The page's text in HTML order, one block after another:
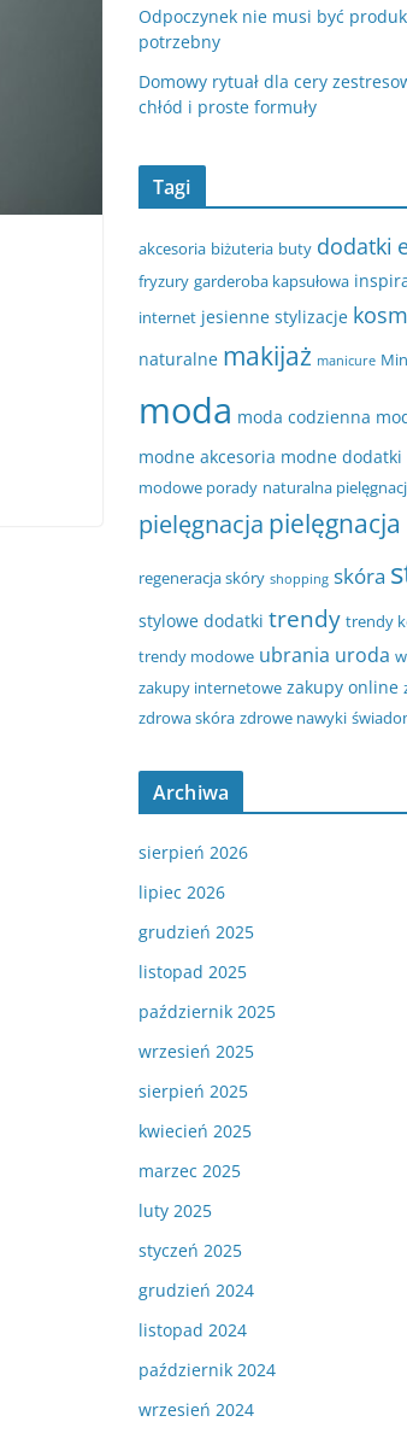
Odpoczynek nie musi być
potrzebny
Domowy rytuał dla cery
chłód i proste formuły
Tagi
akcesoria biżuteria buty dodatki
fryzury garderoba kapsułowa
internet jesienne stylizacje
naturalne makijaż manicure
moda moda codzienna
modne akcesoria modne dodatki
modowe porady naturalna
pielęgnacja
regeneracja skóry shopping skóra
stylowe dodatki trendy trendy
trendy modowe ubrania uroda
zakupy internetowe zakupy online
zdrowa skóra zdrowe nawyki
Archiwa
sierpień 2026
lipiec 2026
grudzień 2025
listopad 2025
październik 2025
wrzesień 2025
sierpień 2025
kwiecień 2025
marzec 2025
luty 2025
styczeń 2025
grudzień 2024
listopad 2024
październik 2024
wrzesień 2024